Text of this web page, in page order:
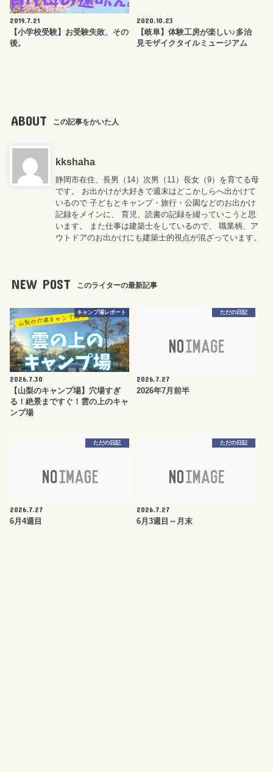
2019.7.21
【小学校受験】お受験失敗、その
後。
2020.10.23
【岐阜】体験工房が楽しい♪多治
見モザイクタイルミュージアム
ABOUT この記事をかいた人
kkshaha
静岡市在住、長男（14）次男（11）長女（9）を育てる母
です。 お出かけが大好きで週末はどこかしらへ出かけて
いるので 子どもとキャンプ・旅行・公園などのお出かけ
記録をメインに、 育児、読書の記録を綴っていこうと思
います。 また仕事は建築士をしているので、 職業柄、ア
ウトドアのお出かけにも建築士的視点が混ざっています。
NEW POST このライターの最新記事
キャンプ場レポート
2026.7.30
【山梨のキャンプ場】穴場すぎ
る！絶景まですぐ！雲の上のキャ
ンプ場
ただの日記
2026.7.27
2026年7月前半
ただの日記
2026.7.27
6月4週目
ただの日記
2026.7.27
6月3週目～月末